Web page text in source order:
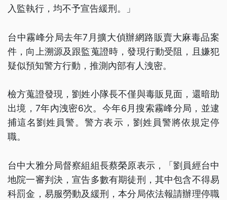
入監執行，均不予宣告緩刑。」
台中霧峰分局去年7月擴大偵辦網路販賣大麻毒品案
件，向上溯源及跟監蒐證時，發現行動受阻，且嫌犯
疑似預知警方行動，推測內部有人洩密。
檢方蒐證發現，劉姓小隊長不僅與毒販見面，還暗助
出境，7年內洩密6次。今年6月搜索霧峰分局，並逮
捕這名劉姓員警。警方表示，劉姓員警將依規定停
職。
台中大雅分局督察組組長蔡榮原表示，「劉員經台中
地院一審判決，宣告多數有期徒刑，其中包含不得易
科罰金，易服勞動及緩刑，本分局依法報請辦理停職